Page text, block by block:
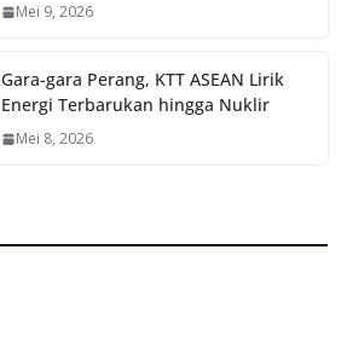
Mei 9, 2026
Gara-gara Perang, KTT ASEAN Lirik
Energi Terbarukan hingga Nuklir
Mei 8, 2026